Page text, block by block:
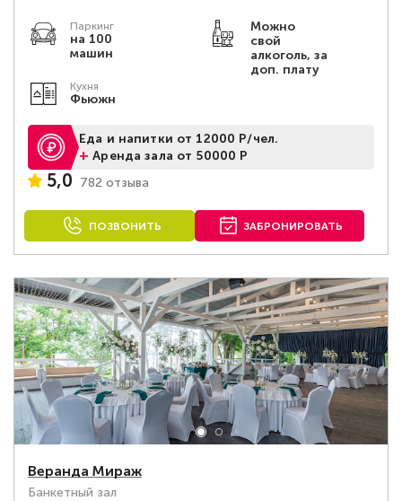
Паркинг
на 100
машин
Можно
свой
алкоголь, за
доп. плату
Кухня
Фьюжн
Еда и напитки от 12000 Р/чел.
+Аренда зала от 50000 Р
5,0 782 отзыва
ПОЗВОНИТЬ ЗАБРОНИРОВАТЬ
Веранда Мираж
Банкетный зал